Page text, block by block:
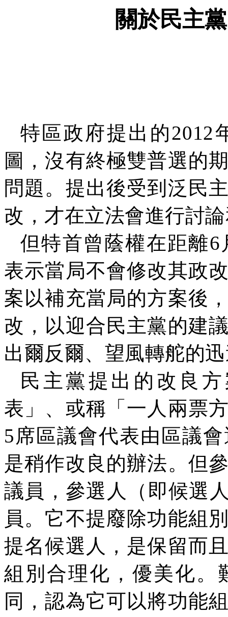
關於民主
特區政府提出的2012
圖，沒有終極雙普選的
問題。提出後受到泛民
改，才在立法會進行討
但特首曾蔭權在距離6
表示當局不會修改其政
案以補充當局的方案後
改，以迎合民主黨的建
出爾反爾、望風轉舵的
民主黨提出的改良
表」、或稱「一人兩票
5席區議會代表由區議
是稍作改良的辦法。但
議員，參選人
（ 即候選
員。它不提廢除功能組
提名候選人，是保留而
組別合理化，優美化。
同，認為它可以將功能